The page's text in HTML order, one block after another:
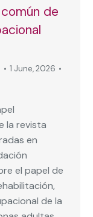
de
1 June, 2026
la revista
en
el papel de
de la